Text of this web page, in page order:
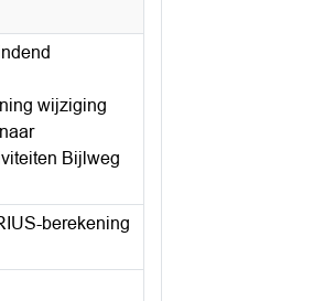
wijziging
Bijlweg
berekening